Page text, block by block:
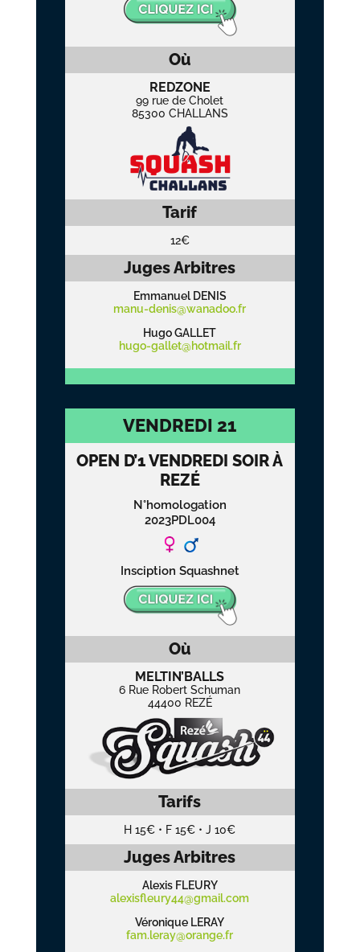
Où
REDZONE
99 rue de Cholet
85300 CHALLANS
Tarif
12€
Juges Arbitres
Emmanuel DENIS
manu-denis@wanadoo.fr
Hugo GALLET
hugo-gallet@hotmail.fr
VENDREDI 21
OPEN D’1 VENDREDI SOIR À
REZÉ
N°homologation
2023PDL004
Insciption Squashnet
Où
MELTIN’BALLS
6 Rue Robert Schuman
44400 REZÉ
Tarifs
H 15€ • F 15€ • J 10€
Juges Arbitres
Alexis FLEURY
alexisfleury44@gmail.com
Véronique LERAY
fam.leray@orange.fr